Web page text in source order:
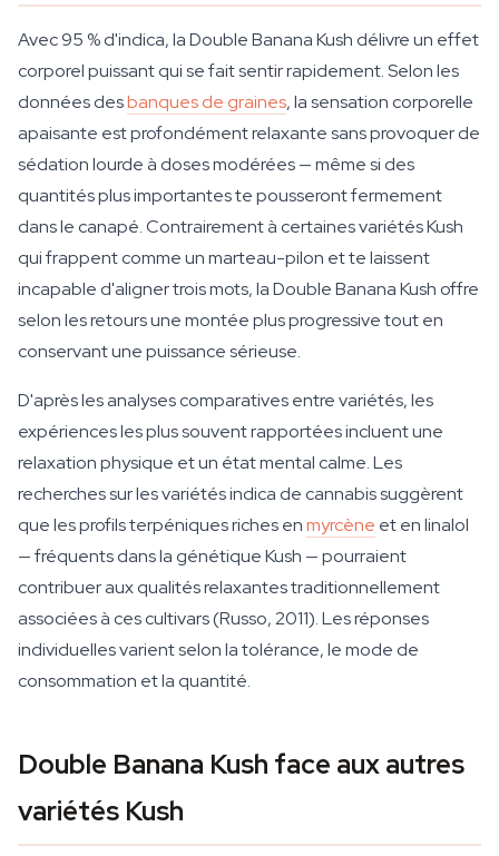
Avec 95 % d'indica, la Double Banana Kush délivre un effet
corporel puissant qui se fait sentir rapidement. Selon les
données desbanques de graines, la sensation corporelle
apaisante est profondément relaxante sans provoquer de
sédation lourde à doses modérées — même si des
quantités plus importantes te pousseront fermement
dans le canapé. Contrairement à certaines variétés Kush
qui frappent comme un marteau-pilon et te laissent
incapable d'aligner trois mots, la Double Banana Kush offre
selon les retours une montée plus progressive tout en
conservant une puissance sérieuse.
D'après les analyses comparatives entre variétés, les
expériences les plus souvent rapportées incluent une
relaxation physique et un état mental calme. Les
recherches sur les variétés indica de cannabis suggèrent
que les profils terpéniques riches enmyrcène et en linalol
— fréquents dans la génétique Kush — pourraient
contribuer aux qualités relaxantes traditionnellement
associées à ces cultivars (Russo, 2011). Les réponses
individuelles varient selon la tolérance, le mode de
consommation et la quantité.
Double Banana Kush face aux autres
variétés Kush